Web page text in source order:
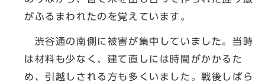
がふるまわれたのを覚えています。
渋谷通の南側に被害が集中していました。当時
は材料も少なく、建て直しには時間がかかるた
め、引越しされる方も多くいました。戦後しばら